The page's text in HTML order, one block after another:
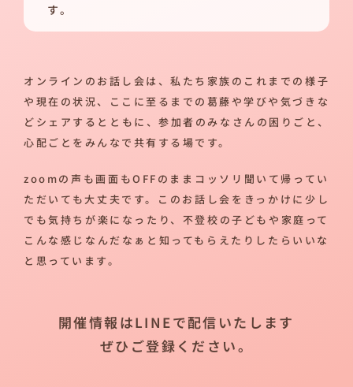
す。
オンラインのお話し会は、私たち家族のこれまでの様子
や現在の状況、ここに至るまでの葛藤や学びや気づきな
どシェアするとともに、参加者のみなさんの困りごと、
心配ごとをみんなで共有する場です。
zoomの声も画面もOFFのままコッソリ聞いて帰ってい
ただいても大丈夫です。このお話し会をきっかけに少し
でも気持ちが楽になったり、不登校の子どもや家庭って
こんな感じなんだなぁと知ってもらえたりしたらいいな
と思っています。
開催情報はLINEで配信いたします
ぜひご登録ください。